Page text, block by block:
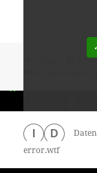
26.
D
error.wtf